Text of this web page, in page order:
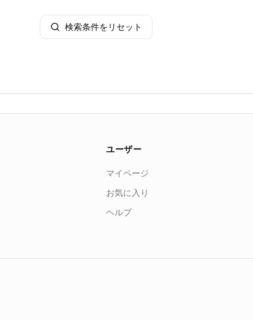
検索条件をリセット
ユーザー
マイページ
お気に入り
ヘルプ